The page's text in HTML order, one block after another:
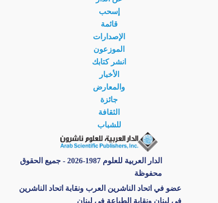
إسحب
قائمة
الإصدارات
الموزعون
انشر كتابك
الأخبار
والمعارض
جائزة
الثقافة
للشباب
الدار العربية للعلوم 1987-2026 - جميع الحقوق
محفوظة
عضو في اتحاد الناشرين العرب ونقابة اتحاد الناشرين
في لبنان ونقابة الطباعة في لبنان